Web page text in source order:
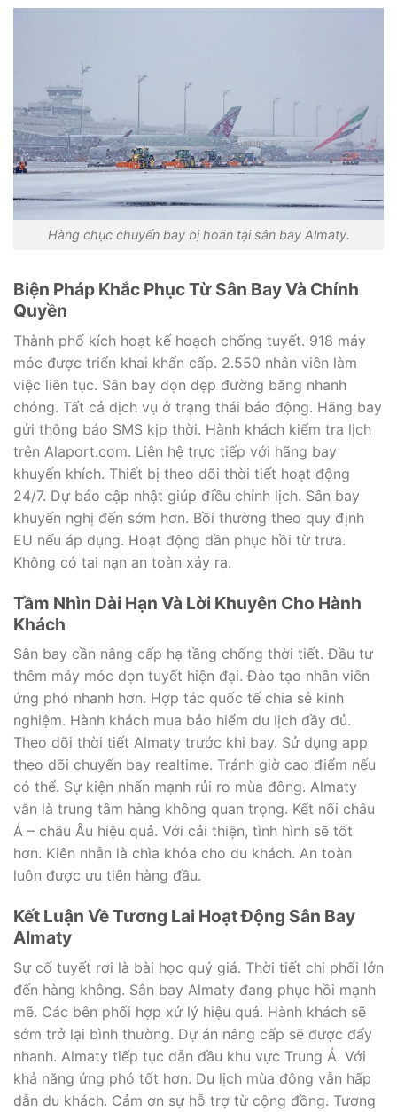
Hàng chục chuyến bay bị hoãn tại sân bay Almaty.
Biện Pháp Khắc Phục Từ Sân Bay Và Chính
Quyền
Thành phố kích hoạt kế hoạch chống tuyết. 918 máy
móc được triển khai khẩn cấp. 2.550 nhân viên làm
việc liên tục. Sân bay dọn dẹp đường băng nhanh
chóng. Tất cả dịch vụ ở trạng thái báo động. Hãng bay
gửi thông báo SMS kịp thời. Hành khách kiểm tra lịch
trên Alaport.com. Liên hệ trực tiếp với hãng bay
khuyến khích. Thiết bị theo dõi thời tiết hoạt động
24/7. Dự báo cập nhật giúp điều chỉnh lịch. Sân bay
khuyến nghị đến sớm hơn. Bồi thường theo quy định
EU nếu áp dụng. Hoạt động dần phục hồi từ trưa.
Không có tai nạn an toàn xảy ra.
Tầm Nhìn Dài Hạn Và Lời Khuyên Cho Hành
Khách
Sân bay cần nâng cấp hạ tầng chống thời tiết. Đầu tư
thêm máy móc dọn tuyết hiện đại. Đào tạo nhân viên
ứng phó nhanh hơn. Hợp tác quốc tế chia sẻ kinh
nghiệm. Hành khách mua bảo hiểm du lịch đầy đủ.
Theo dõi thời tiết Almaty trước khi bay. Sử dụng app
theo dõi chuyến bay realtime. Tránh giờ cao điểm nếu
có thể. Sự kiện nhấn mạnh rủi ro mùa đông. Almaty
vẫn là trung tâm hàng không quan trọng. Kết nối châu
Á – châu Âu hiệu quả. Với cải thiện, tình hình sẽ tốt
hơn. Kiên nhẫn là chìa khóa cho du khách. An toàn
luôn được ưu tiên hàng đầu.
Kết Luận Về Tương Lai Hoạt Động Sân Bay
Almaty
Sự cố tuyết rơi là bài học quý giá. Thời tiết chi phối lớn
đến hàng không. Sân bay Almaty đang phục hồi mạnh
mẽ. Các bên phối hợp xử lý hiệu quả. Hành khách sẽ
sớm trở lại bình thường. Dự án nâng cấp sẽ được đẩy
nhanh. Almaty tiếp tục dẫn đầu khu vực Trung Á. Với
khả năng ứng phó tốt hơn. Du lịch mùa đông vẫn hấp
dẫn du khách. Cảm ơn sự hỗ trợ từ cộng đồng. Tương